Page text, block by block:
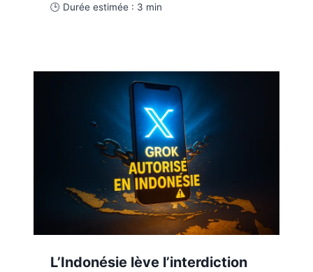
🕒 Durée estimée : 3 min
L’Indonésie lève l’interdiction